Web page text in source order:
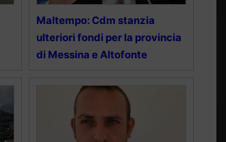
Maltempo: Cdm stanzia
ulteriori fondi per la provincia
di Messina e Altofonte